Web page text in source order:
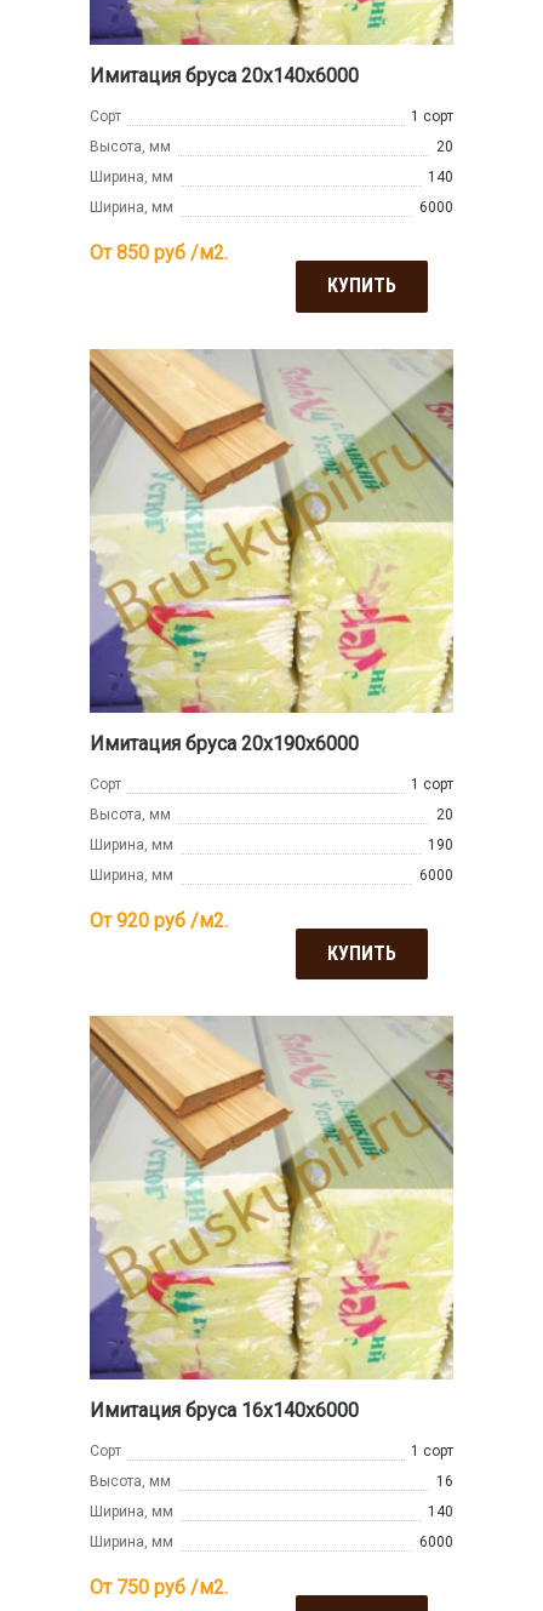
Имитация бруса 20x140x6000
Сорт
1 сорт
Высота, мм
20
Ширина, мм
140
Ширина, мм
6000
От 850 руб /м2.
КУПИТЬ
Имитация бруса 20x190x6000
Сорт
1 сорт
Высота, мм
20
Ширина, мм
190
Ширина, мм
6000
От 920 руб /м2.
КУПИТЬ
Имитация бруса 16x140x6000
Сорт
1 сорт
Высота, мм
16
Ширина, мм
140
Ширина, мм
6000
От 750 руб /м2.